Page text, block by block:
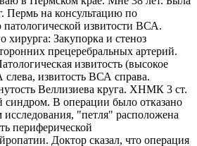
на консультацию по
извитости ВСА.
хирурга: Закупорка и стеноз
прецеребральных артерий.
извитость (высокое
извитость ВСА справа.
Веллизиева круга. ХНМК 3 ст.
синдром. В операции было отказано
"петля" расположена
периферической
Доктор сказал, что операция